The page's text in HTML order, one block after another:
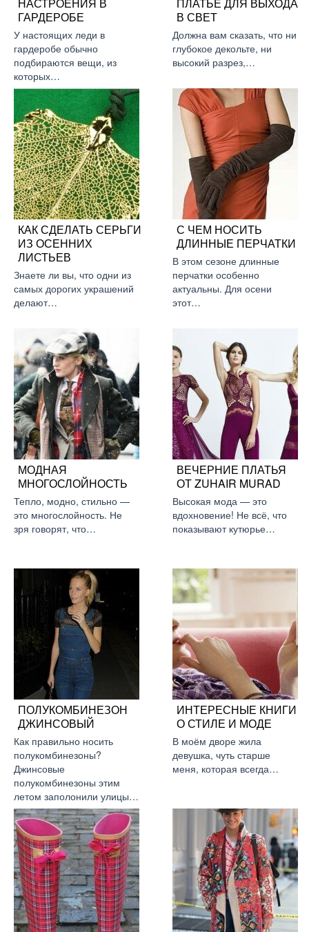
ГАРДЕРОБЕ
У настоящих леди в
гардеробе обычно
подбираются вещи, из
которых…
В СВЕТ
Должна вам сказать, что ни
глубокое декольте, ни
высокий разрез,…
КАК СДЕЛАТЬ СЕРЬГИ
ИЗ ОСЕННИХ
ЛИСТЬЕВ
Знаете ли вы, что одни из
самых дорогих украшений
делают…
С ЧЕМ НОСИТЬ
ДЛИННЫЕ ПЕРЧАТКИ
В этом сезоне длинные
перчатки особенно
актуальны. Для осени
этот…
МОДНАЯ
МНОГОСЛОЙНОСТЬ
Тепло, модно, стильно —
это многослойность. Не
зря говорят, что…
ВЕЧЕРНИЕ ПЛАТЬЯ
ОТ ZUHAIR MURAD
Высокая мода — это
вдохновение! Не всё, что
показывают кутюрье…
ПОЛУКОМБИНЕЗОН
ДЖИНСОВЫЙ
Как правильно носить
полукомбинезоны?
Джинсовые
полукомбинезоны этим
летом заполонили улицы…
ИНТЕРЕСНЫЕ КНИГИ
О СТИЛЕ И МОДЕ
В моём дворе жила
девушка, чуть старше
меня, которая всегда…